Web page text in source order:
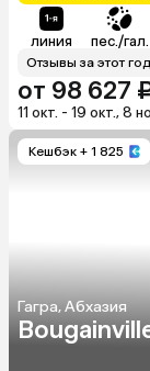
линия пес./гал.
Отзывы за этот год
от 98 627
11 окт. - 19 окт., 8
Кешбэк + 1 825
Гагра, Абхазия